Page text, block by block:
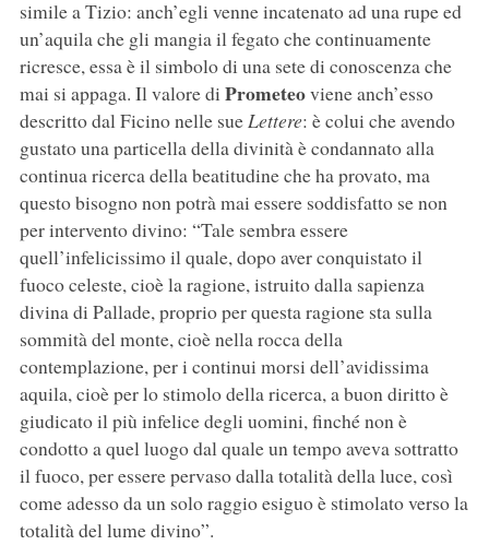
simile a Tizio: anch’egli venne incatenato ad una rupe ed
un’aquila che gli mangia il fegato che continuamente
ricresce, essa è il simbolo di una sete di conoscenza che
mai si appaga. Il valore di Prometeoviene anch’esso
descritto dal Ficino nelle sueLettere: è colui che avendo
gustato una particella della divinità è condannato alla
continua ricerca della beatitudine che ha provato, ma
questo bisogno non potrà mai essere soddisfatto se non
per intervento divino: “Tale sembra essere
quell’infelicissimo il quale, dopo aver conquistato il
fuoco celeste, cioè la ragione, istruito dalla sapienza
divina di Pallade, proprio per questa ragione sta sulla
sommità del monte, cioè nella rocca della
contemplazione, per i continui morsi dell’avidissima
aquila, cioè per lo stimolo della ricerca, a buon diritto è
giudicato il più infelice degli uomini, finché non è
condotto a quel luogo dal quale un tempo aveva sottratto
il fuoco, per essere pervaso dalla totalità della luce, così
come adesso da un solo raggio esiguo è stimolato verso la
totalità del lume divino”.